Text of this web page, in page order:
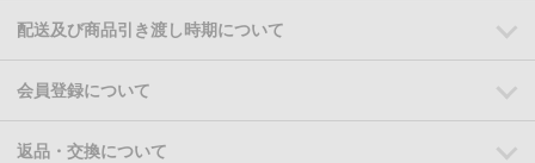
配送及び商品引き渡し時期について
会員登録について
返品・交換について